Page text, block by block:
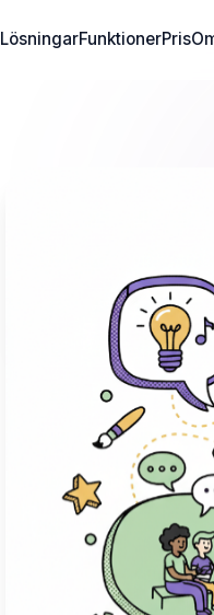
LösningarFunktionerPris